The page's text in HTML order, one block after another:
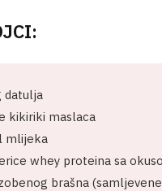
datulja
kikiriki maslaca
mlijeka
whey proteina sa
brašna